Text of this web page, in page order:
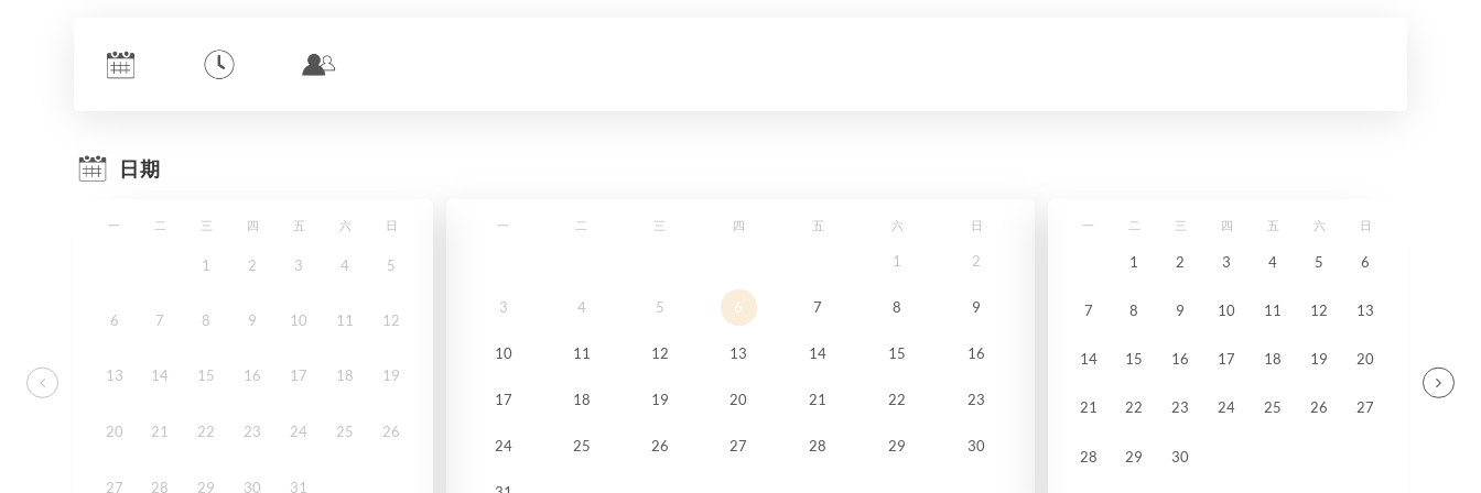
日期
一 二 三 四 五 六 日
1 2 3 4 5
6 7 8 9 10 11 12
13 14 15 16 17 18 19
20 21 22 23 24 25 26
27 28 29 30 31
一 二 三 四 五 六 日
1 2
3 4 5 6 7 8 9
10 11 12 13 14 15 16
17 18 19 20 21 22 23
24 25 26 27 28 29 30
一 二 三 四 五 六 日
1 2 3 4 5 6
7 8 9 10 11 12 13
14 15 16 17 18 19 20
21 22 23 24 25 26 27
28 29 30